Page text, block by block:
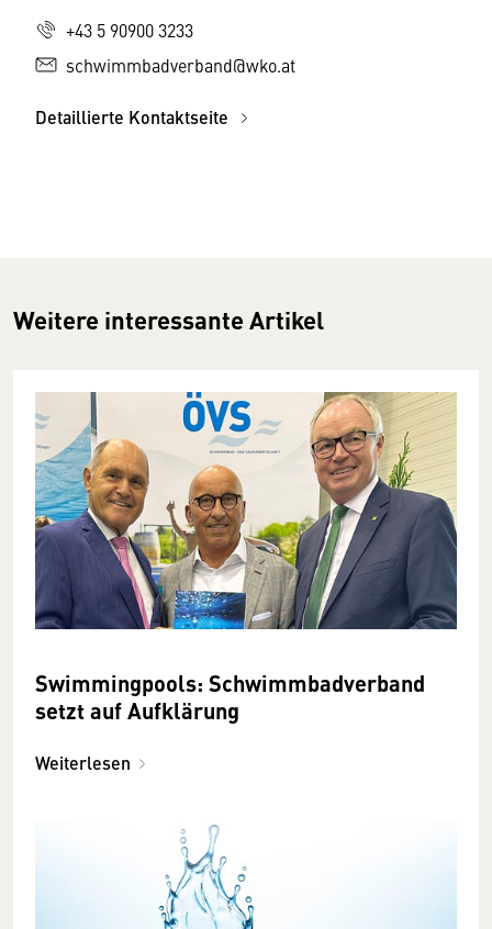
+43 5 90900 3233
schwimmbadverband@wko.at
Detaillierte Kontaktseite
Weitere interessante Artikel
Swimming­pools: Schwimmbad­ver­band
setzt auf Auf­klärung
Weiterlesen